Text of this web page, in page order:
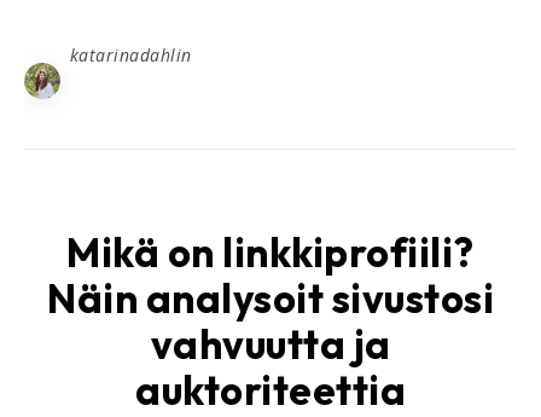
katarinadahlin
Mikä on linkkiprofiili?
Näin analysoit sivustosi
vahvuutta ja
auktoriteettia